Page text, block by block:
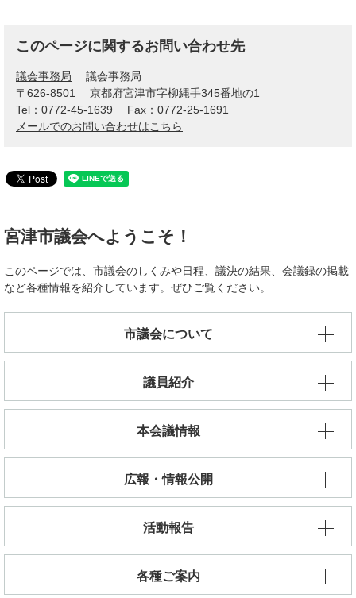
このページに関するお問い合わせ先
議会事務局
議会事務局
〒626-8501
京都府宮津市字柳縄手345番地の1
Tel：0772-45-1639
Fax：0772-25-1691
メールでのお問い合わせはこちら
宮津市議会へようこそ！
このページでは、市議会のしくみや日程、議決の結果、会議録の掲載
など各種情報を紹介しています。ぜひご覧ください。​
市議会について
議員紹介
本会議情報
広報・情報公開
活動報告
各種ご案内